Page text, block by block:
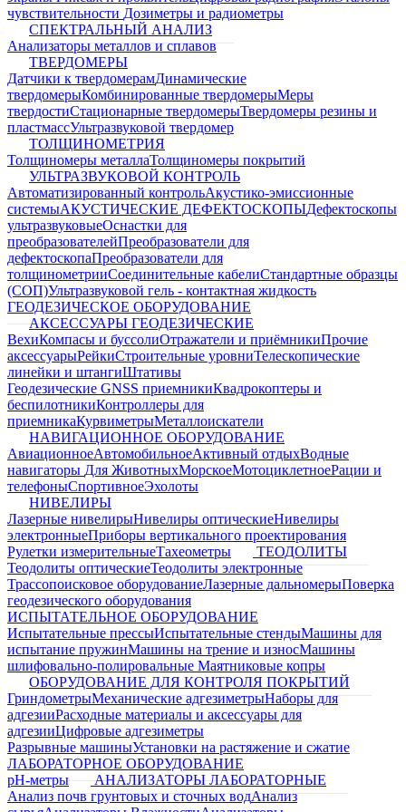
чувствительности Дозиметры и радиометры
СПЕКТРАЛЬНЫЙ АНАЛИЗ
Анализаторы металлов и сплавов
ТВЕРДОМЕРЫ
Датчики к твердомерамДинамические
твердомерыКомбинированные твердомерыМеры
твердостиСтационарные твердомерыТвердомеры резины и
пластмассУльтразвуковой твердомер
ТОЛЩИНОМЕТРИЯ
Толщиномеры металлаТолщиномеры покрытий
УЛЬТРАЗВУКОВОЙ КОНТРОЛЬ
Автоматизированный контрольАкустико-эмиссионные
системыАКУСТИЧЕСКИЕ ДЕФЕКТОСКОПЫДефектоскопы
ультразвуковыеОснастки для
преобразователейПреобразователи для
дефектоскопаПреобразователи для
толщинометрииСоединительные кабелиСтандартные образцы
(СОП)Ультразвуковой гель - контактная жидкость
ГЕОДЕЗИЧЕСКОЕ ОБОРУДОВАНИЕ
АКСЕССУАРЫ ГЕОДЕЗИЧЕСКИЕ
ВехиКомпасы и буссолиОтражатели и приёмникиПрочие
аксессуарыРейкиСтроительные уровниТелескопические
линейки и штангиШтативы
Геодезические GNSS приемникиКвадрокоптеры и
беспилотникиКонтроллеры для
приемникаКурвиметрыМеталлоискатели
НАВИГАЦИОННОЕ ОБОРУДОВАНИЕ
АвиационноеАвтомобильноеАктивный отдыхВодные
навигаторы Для ЖивотныхМорскоеМотоциклетноеРации и
телефоныСпортивноеЭхолоты
НИВЕЛИРЫ
Лазерные нивелирыНивелиры оптическиеНивелиры
электронныеПриборы вертикального проектирования
Рулетки измерительныеТахеометры
ТЕОДОЛИТЫ
Теодолиты оптическиеТеодолиты электронные
Трассопоисковое оборудованиеЛазерные дальномерыПоверка
геодезического оборудования
ИСПЫТАТЕЛЬНОЕ ОБОРУДОВАНИЕ
Испытательные прессыИспытательные стендыМашины для
испытание пружинМашины на трение и износМашины
шлифовально-полировальные Маятниковые копры
ОБОРУДОВАНИЕ ДЛЯ КОНТРОЛЯ ПОКРЫТИЙ
ГриндометрыМеханические адгезиметрыНаборы для
адгезииРасходные материалы и аксессуары для
адгезииЦифровые адгезиметры
Разрывные машиныУстановки на растяжение и сжатие
ЛАБОРАТОРНОЕ ОБОРУДОВАНИЕ
pH-метры
АНАЛИЗАТОРЫ ЛАБОРАТОРНЫЕ
Анализ почв грунтовых и сточных водАнализ